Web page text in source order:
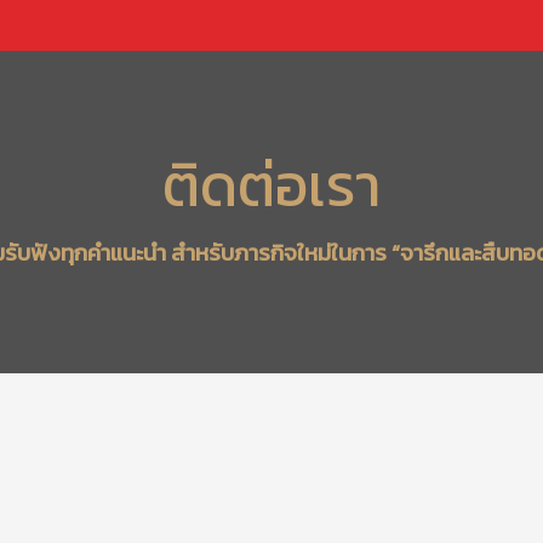
ติดต่อเรา
ฟังทุกคำแนะนำ สำหรับภารกิจใหม่ในการ “จารึกและสืบท